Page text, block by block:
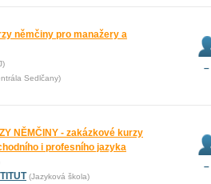
němčiny pro manažery a
Sedlčany)
–
NĚMČINY - zakázkové kurzy
i profesního jazyka
(Jazyková škola)
–